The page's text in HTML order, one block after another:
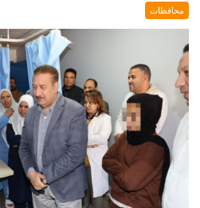
محافظات